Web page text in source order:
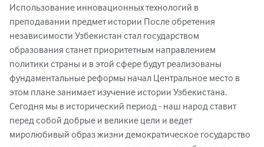
Использование инновационных технологий в
преподавании предмет истории После обретения
независимости Узбекистан стал государством
образования станет приоритетным направлением
политики страны и в этой сфере будут реализованы
фундаментальные реформы начал Центральное место в
этом плане занимает изучение истории Узбекистана.
Сегодня мы в исторический период - наш народ ставит
перед собой добрые и великие цели и ведет
миролюбивый образ жизни демократическое государство